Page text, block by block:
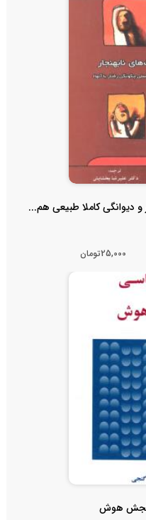
دیوانگی کاملا طبیعی هم...
25,000تومان
هوش